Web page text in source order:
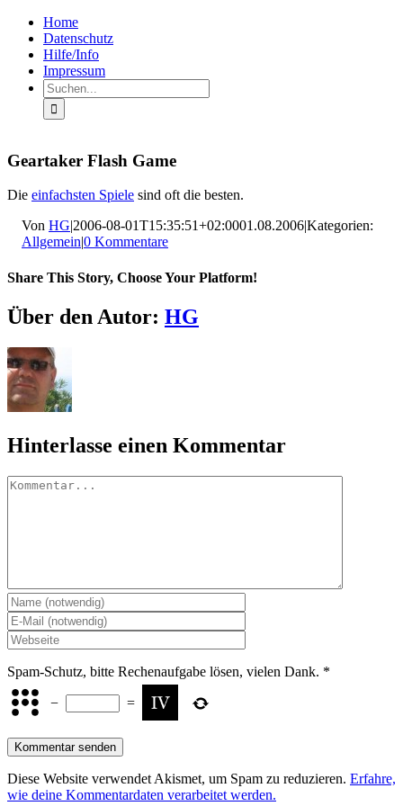
Zum
Inhalt
springen
FacebookHome
Datenschutz
Hilfe/Info
Impressum
Suche
nach:
Geartaker Flash Game
Die einfachsten Spiele sind oft die besten.
Von HG|2006-08-01T15:35:51+02:0001.08.2006|Kategorien:
Allgemein|0 Kommentare
Share This Story, Choose Your Platform!
Facebook
X
LinkedIn
Pinterest
E-
Mail
Über den Autor: HG
Hinterlasse einen Kommentar
Kommentar
Spam-Schutz, bitte Rechenaufgabe lösen, vielen Dank. *
− =
Diese Website verwendet Akismet, um Spam zu reduzieren. Erfahre,
wie deine Kommentardaten verarbeitet werden.